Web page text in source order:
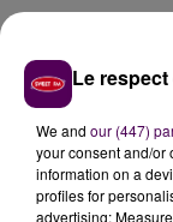
Le
We and our (447)
your consent and/or
information on a
profiles for
advertising;